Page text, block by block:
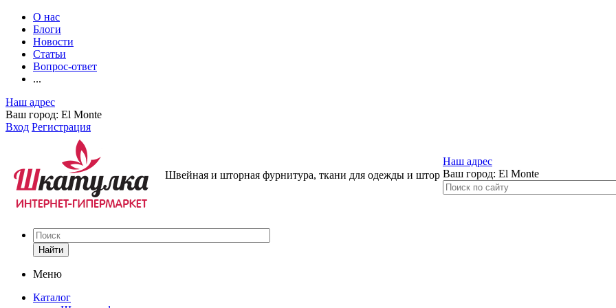
О нас
Блоги
Новости
Статьи
Вопрос-ответ
...
Наш адрес
Ваш город: El Monte
Вход Регистрация
Швейная и шторная фурнитура, ткани для одежды и штор
Наш адрес
Ваш город: El Monte
Найти
Меню
Каталог